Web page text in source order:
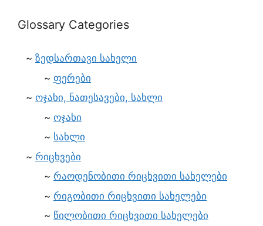
Glossary Categories
ზედსართავი სახელი
ფერები
ოჯახი, ნათესავები, სახლი
ოჯახი
სახლი
რიცხვები
რაოდენობითი რიცხვითი სახელები
რიგობითი რიცხვითი სახელები
წილობითი რიცხვითი სახელები